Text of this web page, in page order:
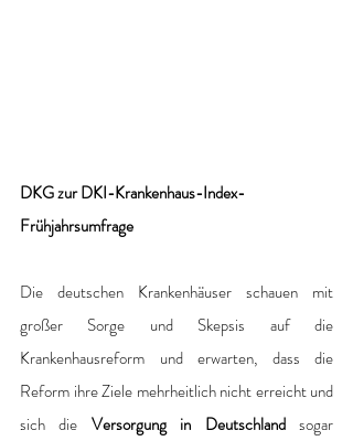
DKG zur DKI-Krankenhaus-Index-
Frühjahrsumfrage
Die deutschen Krankenhäuser schauen mit
großer Sorge und Skepsis auf die
Krankenhausreform und erwarten, dass die
Reform ihre Ziele mehrheitlich nicht erreicht und
sich die Versorgung in Deutschland